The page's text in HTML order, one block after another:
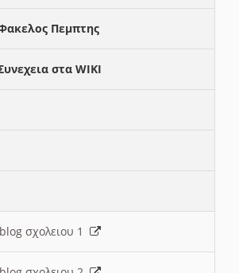
Πεμπτης
στα WIKI
σχολειου 1